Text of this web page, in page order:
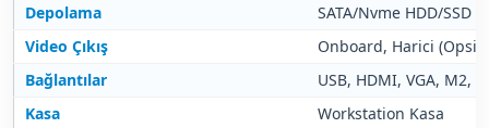
Depolama
SATA/Nvme HDD/SSD
Video Çıkış
Onboard, Harici
Bağlantılar
USB, HDMI, VGA, M2,
Kasa
Workstation Kasa